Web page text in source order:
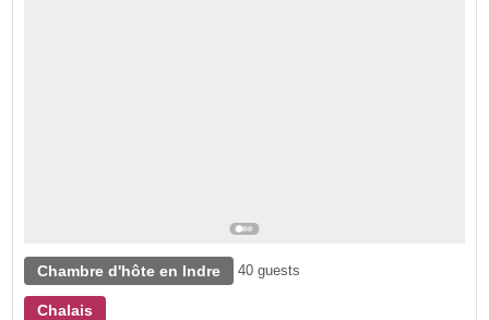
Chambre d'hôte en Indre 40 guests
Chalais